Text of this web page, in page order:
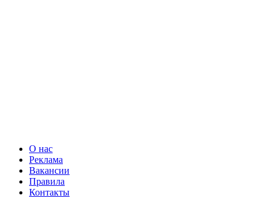
О нас
Реклама
Вакансии
Правила
Контакты